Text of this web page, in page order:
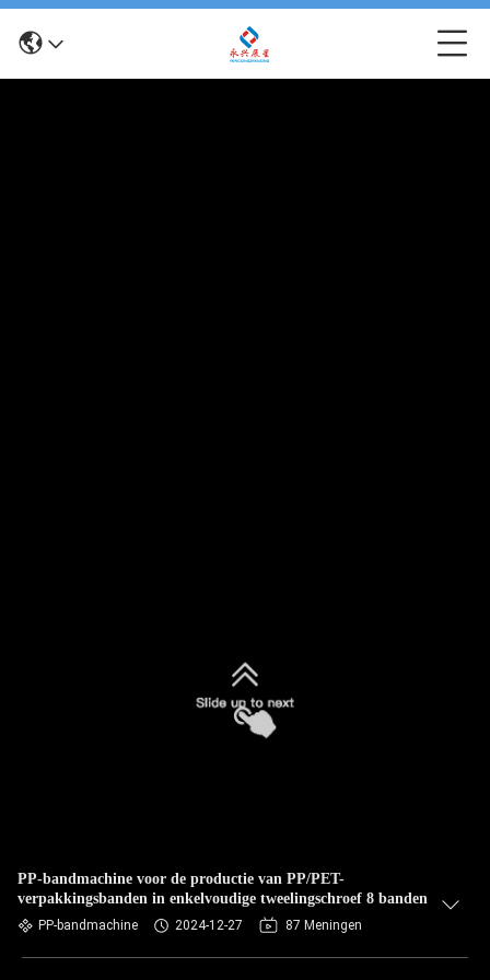
PP-bandmachine voor de productie van PP/PET-
verpakkingsbanden in enkelvoudige tweelingschroef 8 banden
PP-bandmachine 2024-12-27 87 Meningen